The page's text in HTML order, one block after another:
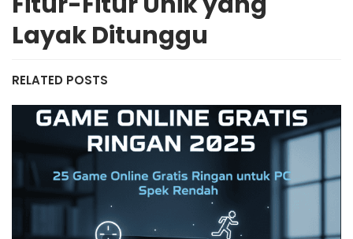
Layak Ditunggu
RELATED POSTS